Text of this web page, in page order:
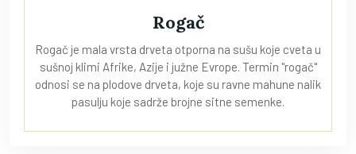
Rogač
Rogač je mala vrsta drveta otporna na sušu koje cveta u
sušnoj klimi Afrike, Azije i južne Evrope. Termin "rogač"
odnosi se na plodove drveta, koje su ravne mahune nalik
pasulju koje sadrže brojne sitne semenke.